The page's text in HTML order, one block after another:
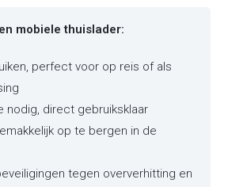
mobiele thuislader:
perfect voor op reis of als
nodig, direct gebruiksklaar
op te bergen in de
tegen oververhitting en